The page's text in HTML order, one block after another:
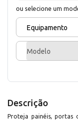
ou selecione um
Equipamento
Modelo
Descrição
Proteja painéis, portas